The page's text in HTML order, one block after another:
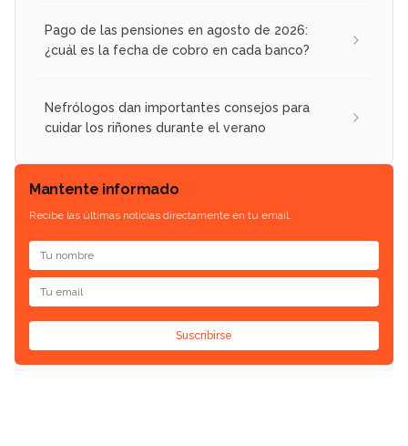
Pago de las pensiones en agosto de 2026:
¿cuál es la fecha de cobro en cada banco?
Nefrólogos dan importantes consejos para
cuidar los riñones durante el verano
Mantente informado
Recibe las últimas noticias directamente en tu email.
Suscribirse